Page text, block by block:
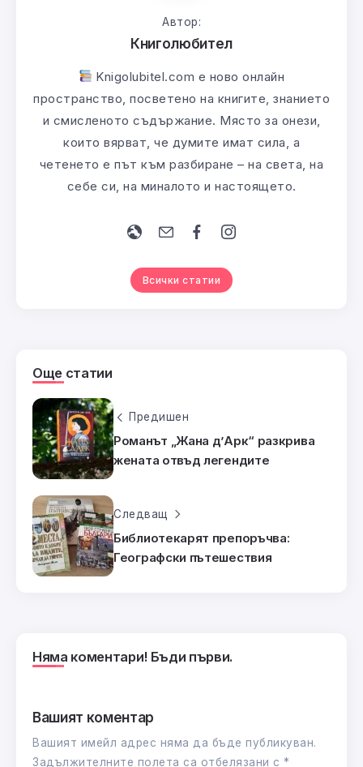
Автор:
Книголюбител
Knigolubitel.com е ново онлайн
пространство, посветено на книгите, знанието
и смисленото съдържание. Място за онези,
които вярват, че думите имат сила, а
четенето е път към разбиране – на света, на
себе си, на миналото и настоящето.
Всички статии
Още статии
Предишен
Романът „Жана д’Арк“ разкрива
жената отвъд легендите
Следващ
Библиотекарят препоръчва:
Географски пътешествия
Няма коментари! Бъди първи.
Вашият коментар
Вашият имейл адрес няма да бъде публикуван.
Задължителните полета са отбелязани с *